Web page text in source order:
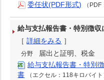
委任状(PDF形式)
（
給与支払報告書・特別徴
［詳細をみる ］
分野
届出と証明、税金
給与支払報告書・特別
書
（エクセル：118キロバイト